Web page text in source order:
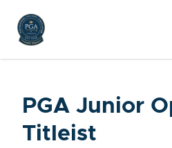
PGA Junior
Titleist